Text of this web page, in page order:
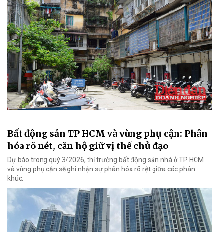
Bất động sản TP HCM và vùng phụ cận: Phân
hóa rõ nét, căn hộ giữ vị thế chủ đạo
Dự báo trong quý 3/2026, thị trường bất động sản nhà ở TP HCM
và vùng phụ cận sẽ ghi nhận sự phân hóa rõ rệt giữa các phân
khúc.